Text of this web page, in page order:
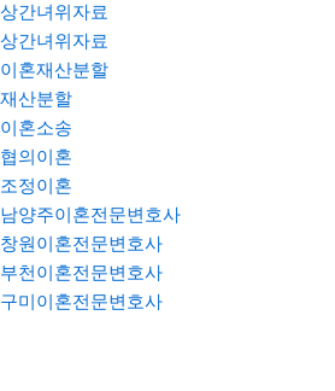
상간녀위자료
상간녀위자료
이혼재산분할
재산분할
이혼소송
협의이혼
조정이혼
남양주이혼전문변호사
창원이혼전문변호사
부천이혼전문변호사
구미이혼전문변호사